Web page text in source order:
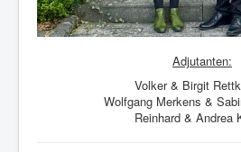
Adjutanten:
Volker & Birgit
Wolfgang Merkens &
Reinhard & Andrea